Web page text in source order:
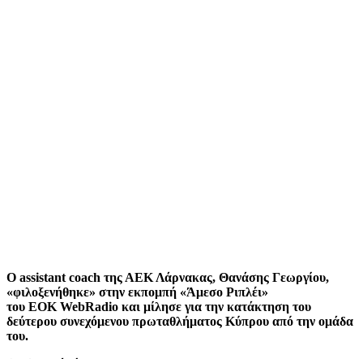
Ο assistant coach της ΑΕΚ Λάρνακας, Θανάσης Γεωργίου,
«φιλοξενήθηκε» στην εκπομπή «Άμεσο Ριπλέι»
του EOK WebRadio και μίλησε για την κατάκτηση του
δεύτερου συνεχόμενου πρωταθλήματος Κύπρου από την ομάδα
του.